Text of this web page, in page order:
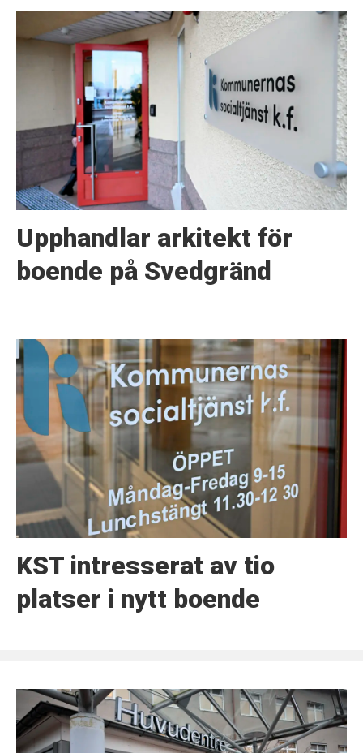
Upphandlar arkitekt för
boende på Svedgränd
KST intresserat av tio
platser i nytt boende